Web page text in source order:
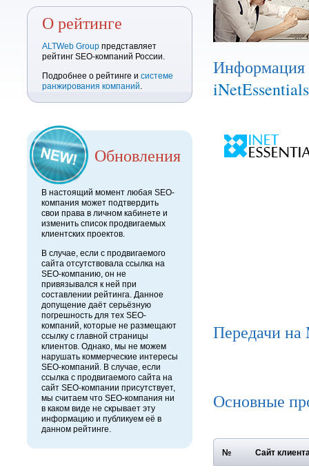
О рейтинге
ALTWeb Group представляет
рейтинг SEO-компаний России.
Подробнее о рейтинге и системе
ранжирования компаний.
Обновления
В настоящий момент любая SEO-
компания может подтвердить
свои права в личном кабинете и
изменить список продвигаемых
клиентских проектов.
В случае, если с продвигаемого
сайта отсутствовала ссылка на
SEO-компанию, он не
привязывался к ней при
составлении рейтинга. Данное
допущение даёт серьёзную
погрешность для тех SEO-
компаний, которые не размещают
ссылку с главной страницы
клиентов. Однако, мы не можем
нарушать коммерческие интересы
SEO-компаний. В случае, если
ссылка с продвигаемого сайта на
сайт SEO-компании присутствует,
мы считаем что SEO-компания ни
в каком виде не скрывает эту
информацию и публикуем её в
данном рейтинге.
Информация
iNetEssentials
Передачи на
Основные
№ Сайт